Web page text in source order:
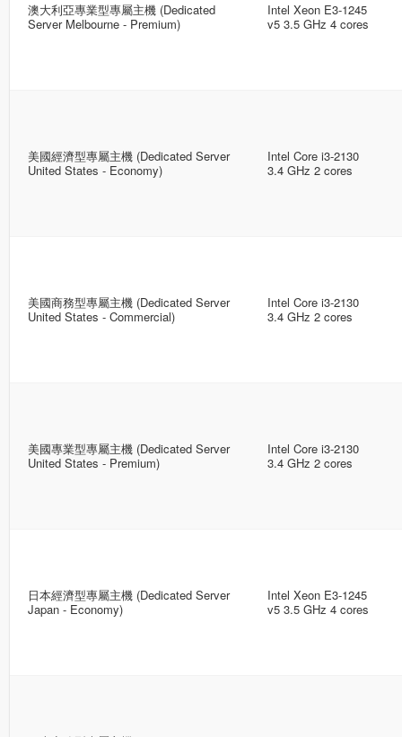
澳大利亞專業型專屬主機 (Dedicated
Server Melbourne - Premium)
Intel Xeon E3-1245
v5 3.5 GHz 4 cores
美國經濟型專屬主機 (Dedicated Server
United States - Economy)
Intel Core i3-2130
3.4 GHz 2 cores
美國商務型專屬主機 (Dedicated Server
United States - Commercial)
Intel Core i3-2130
3.4 GHz 2 cores
美國專業型專屬主機 (Dedicated Server
United States - Premium)
Intel Core i3-2130
3.4 GHz 2 cores
日本經濟型專屬主機 (Dedicated Server
Japan - Economy)
Intel Xeon E3-1245
v5 3.5 GHz 4 cores